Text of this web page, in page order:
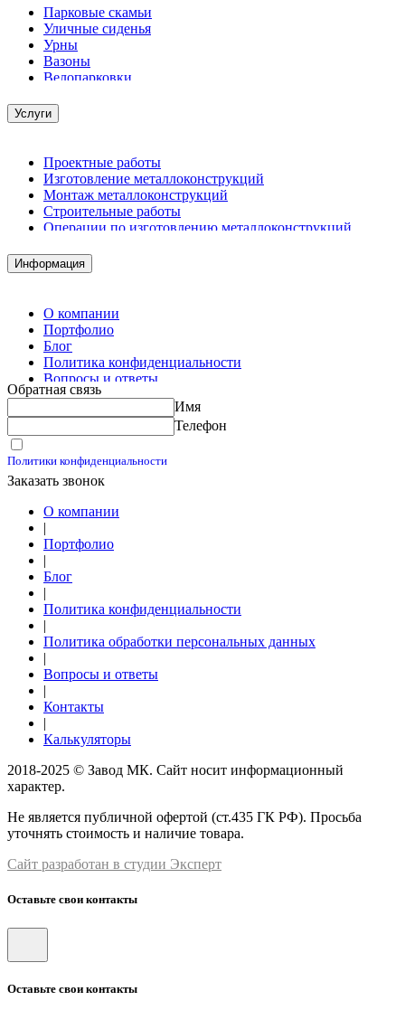
Парковые скамьи
Уличные сиденья
Урны
Вазоны
Велопарковки
Услуги
Проектные работы
Изготовление металлоконструкций
Монтаж металлоконструкций
Строительные работы
Операции по изготовлению металлоконструкций
Комплектация металлопроката
Изготовление винтовых свай
Информация
О компании
Портфолио
Блог
Политика конфиденциальности
Вопросы и ответы
Контакты
Обратная связь
Имя
Телефон
Политики конфиденциальности
Заказать звонок
О компании
|
Портфолио
|
Блог
|
Политика конфиденциальности
|
Политика обработки персональных данных
|
Вопросы и ответы
|
Контакты
|
Калькуляторы
2018-2025 © Завод МК. Сайт носит информационный
характер.
Не является публичной офертой (ст.435 ГК РФ). Просьба
уточнять стоимость и наличие товара.
Сайт разработан в студии Эксперт
Оставьте свои контакты
Оставьте свои контакты